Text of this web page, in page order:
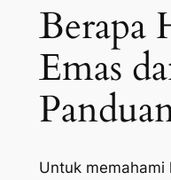
Berapa
Emas
Untuk memahami